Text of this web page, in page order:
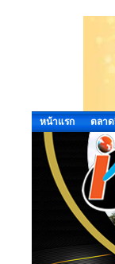
หน้าแรก ตลาด